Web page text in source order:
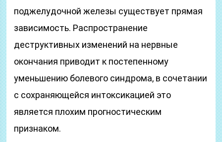
поджелудочной железы существует прямая
зависимость. Распространение
деструктивных изменений на нервные
окончания приводит к постепенному
уменьшению болевого синдрома, в сочетании
с сохраняющейся интоксикацией это
является плохим прогностическим
признаком.